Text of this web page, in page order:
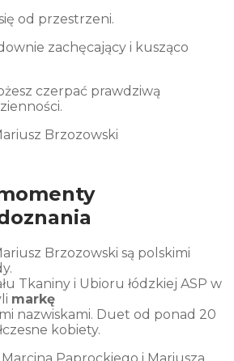
od przestrzeni.
zachęcający i kusząco
czerpać prawdziwą
Brzozowski
Brzozowski są polskimi
Tkaniny i Ubioru łódzkiej ASP w
markę
nazwiskami. Duet od ponad 20
kobiety.